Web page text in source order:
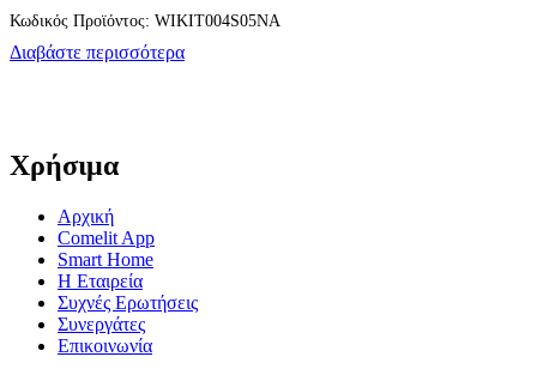
Διαβάστε περισσότερα
Κωδικός Προϊόντος: WIKIT004S05NA
Χρήσιμα
Αρχική
Comelit App
Smart Home
Η Εταιρεία
Συχνές Ερωτήσεις
Συνεργάτες
Επικοινωνία